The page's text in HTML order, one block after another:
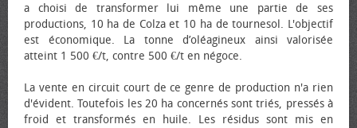
a choisi de transformer lui même une partie de ses
productions, 10 ha de Colza et 10 ha de tournesol. L'objectif
est économique. La tonne d’oléagineux ainsi valorisée
atteint 1 500 €/t, contre 500 €/t en négoce.
La vente en circuit court de ce genre de production n'a rien
d'évident. Toutefois les 20 ha concernés sont triés, pressés à
froid et transformés en huile. Les résidus sont mis en